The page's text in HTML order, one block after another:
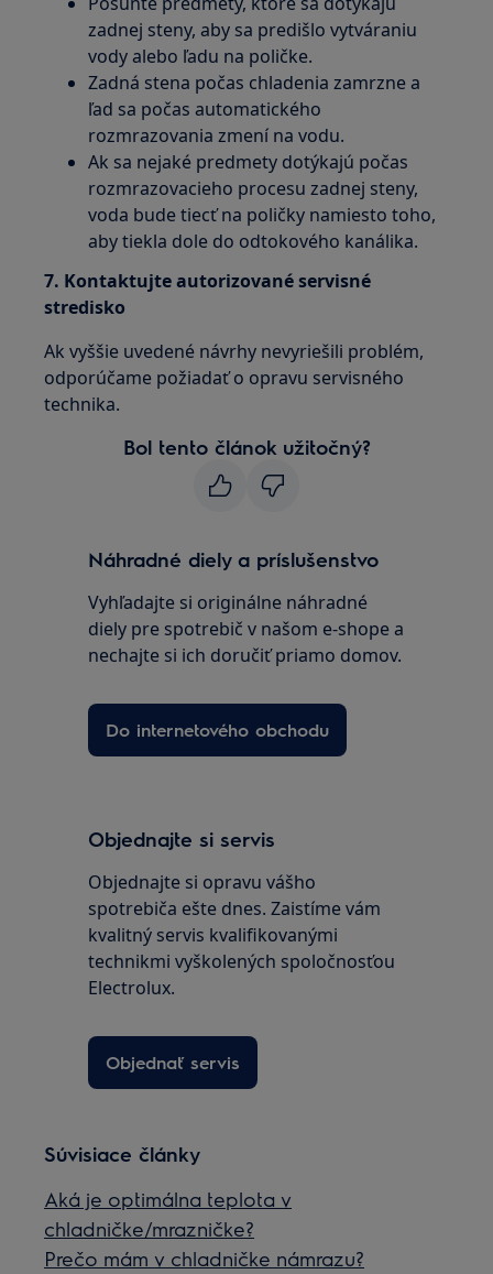
zadnej steny, aby sa predišlo vytváraniu
vody alebo ľadu na poličke.
Zadná stena počas chladenia zamrzne a
ľad sa počas automatického
rozmrazovania zmení na vodu.
Ak sa nejaké predmety dotýkajú počas
rozmrazovacieho procesu zadnej steny,
voda bude tiecť na poličky namiesto toho,
aby tiekla dole do odtokového kanálika.
7. Kontaktujte autorizované servisné
stredisko
Ak vyššie uvedené návrhy nevyriešili problém,
odporúčame požiadať o opravu servisného
technika.
Bol tento článok užitočný?
Náhradné diely a príslušenstvo
Vyhľadajte si originálne náhradné
diely pre spotrebič v našom e-shope a
nechajte si ich doručiť priamo domov.
Do internetového obchodu
Objednajte si servis
Objednajte si opravu vášho
spotrebiča ešte dnes. Zaistíme vám
kvalitný servis kvalifikovanými
technikmi vyškolených spoločnosťou
Electrolux.
Objednať servis
Súvisiace články
Aká je optimálna teplota v
chladničke/mrazničke?
Prečo mám v chladničke námrazu?